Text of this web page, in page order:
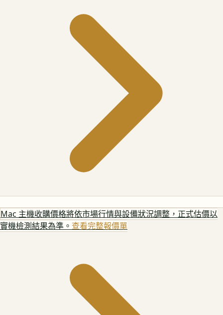
Mac 主機收購價格將依市場行情與設備狀況調整，正式估價以
實機檢測結果為準。 查看完整報價單